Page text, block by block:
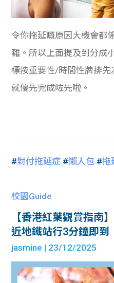
令你拖延嘅原因大機會都
難。所以上面提及到分成
標按重要性/時間性牌排
就優先完成咗先啦。
#對付拖延症 #懶人包 #拖
校園Guide
【香港紅葉觀賞指南
近地鐵站行3分鐘即到
jasmine | 23/12/2025